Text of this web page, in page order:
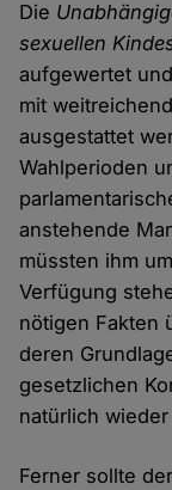
Die
sexuellen
aufgewertet
mit
ausgestattet
Wahlperioden
anstehende
müssten ihm
Verfügung
nötigen Fakten
deren
gesetzlichen
natürlich
Ferner sollte